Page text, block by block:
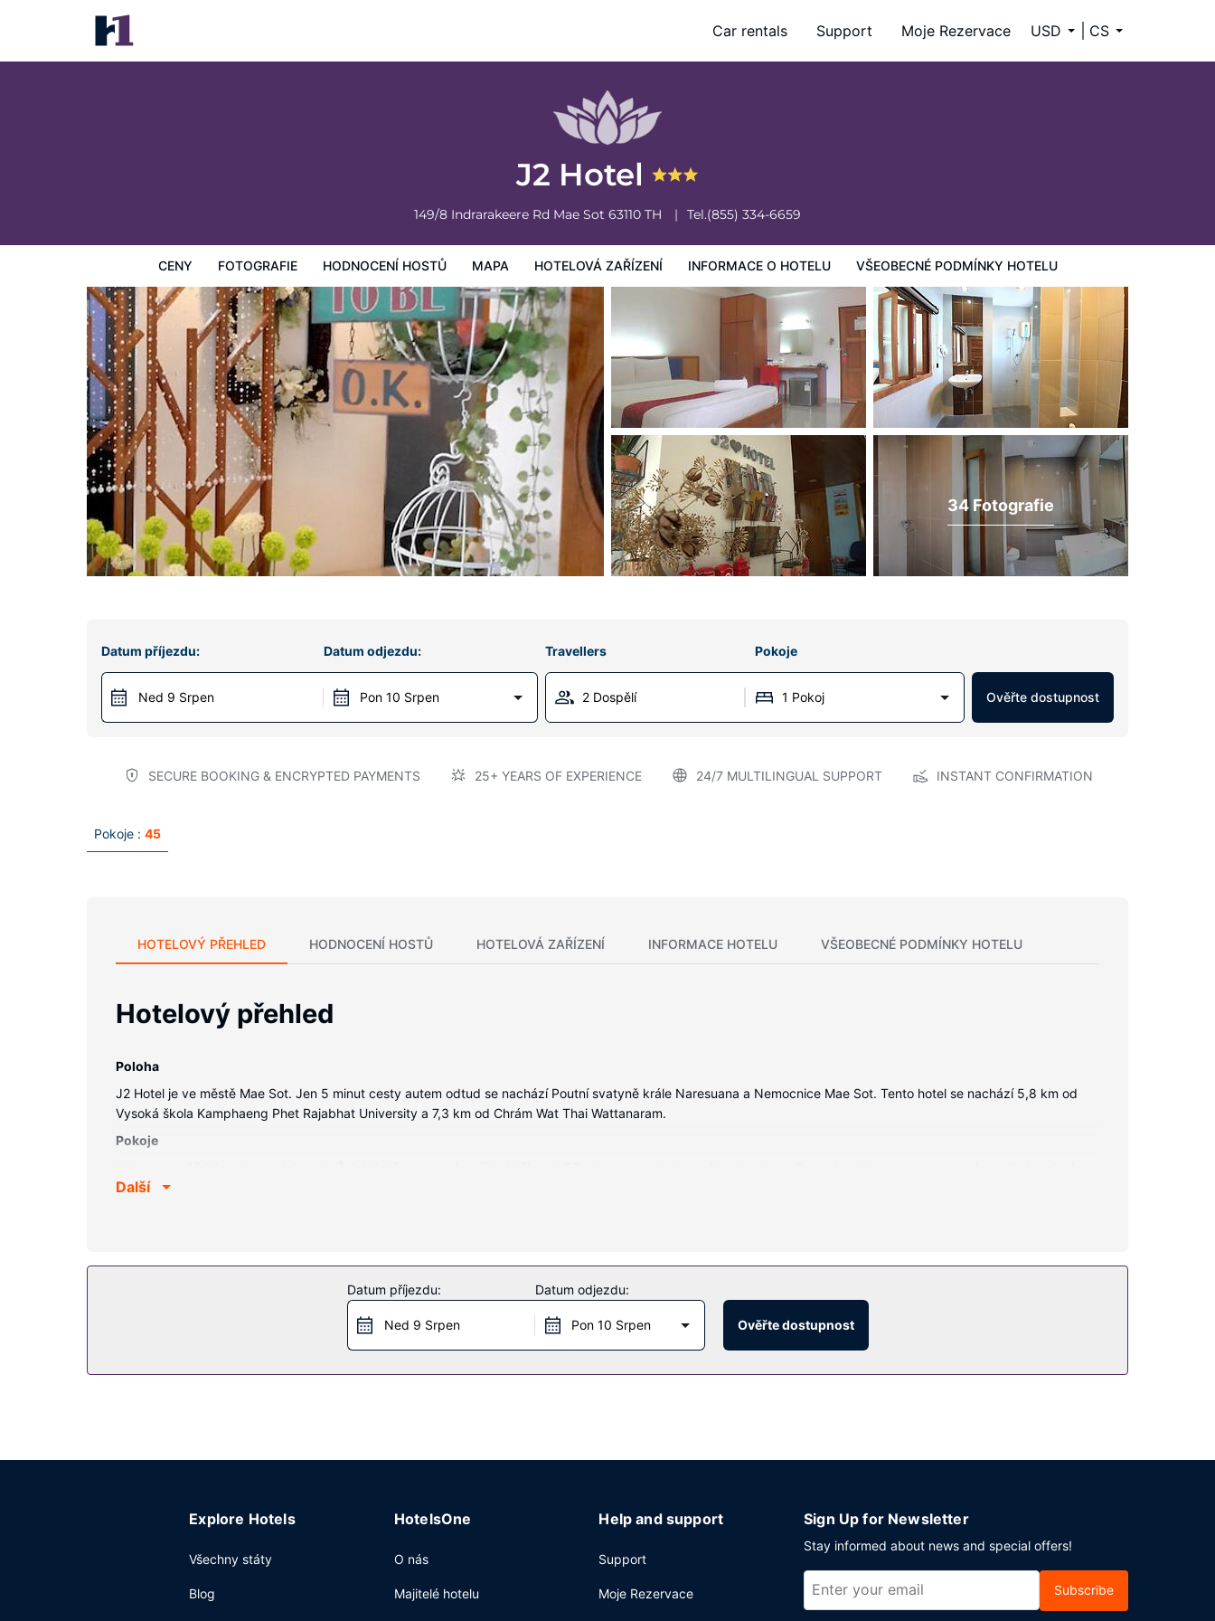
Car rentals Support Moje Rezervace USD CS
J2 Hotel
149/8 Indrarakeere Rd Mae Sot 63110 TH Tel.(855) 334-6659
CENY FOTOGRAFIE HODNOCENÍ HOSTŮ MAPA HOTELOVÁ ZAŘÍZENÍ INFORMACE O HOTELU VŠEOBECNÉ PODMÍNKY HOTELU
J2 Hotel
Ceny Fotografie Všeobecné podmínky hotelu
34 Fotografie
Datum příjezdu:
Ned 9 Srpen
Datum odjezdu:
Pon 10 Srpen
Travellers Pokoje
2 Dospělí 1 Pokoj Ověřte dostupnost
SECURE BOOKING & ENCRYPTED PAYMENTS 25+ YEARS OF EXPERIENCE 24/7 MULTILINGUAL SUPPORT INSTANT CONFIRMATION
Pokoje : 45
HOTELOVÝ PŘEHLED HODNOCENÍ HOSTŮ HOTELOVÁ ZAŘÍZENÍ INFORMACE HOTELU VŠEOBECNÉ PODMÍNKY HOTELU
Hotelový přehled
Poloha
J2 Hotel je ve městě Mae Sot. Jen 5 minut cesty autem odtud se nachází Poutní svatyně krále Naresuana a Nemocnice Mae Sot. Tento hotel se nachází 5,8 km od
Vysoká škola Kamphaeng Phet Rajabhat University a 7,3 km od Chrám Wat Thai Wattanaram.
Pokoje
světem a televize, která nabízí kabelové kanály, dobrou zábavu. Soukromé koupelny nabízí vybavení, jehož součástí jsou sprcha, toaletní potřeby zdarma a vysoušeč
Dostanete-li hlad, bude vám k dispozici pokojová služba.
Další
Datum příjezdu:
Ned 9 Srpen
Datum odjezdu:
Pon 10 Srpen Ověřte dostupnost
Explore Hotels
Všechny státy
Blog
HotelsOne
O nás
Majitelé hotelu
Help and support
Support
Moje Rezervace
Sign Up for Newsletter
Stay informed about news and special offers!
Subscribe